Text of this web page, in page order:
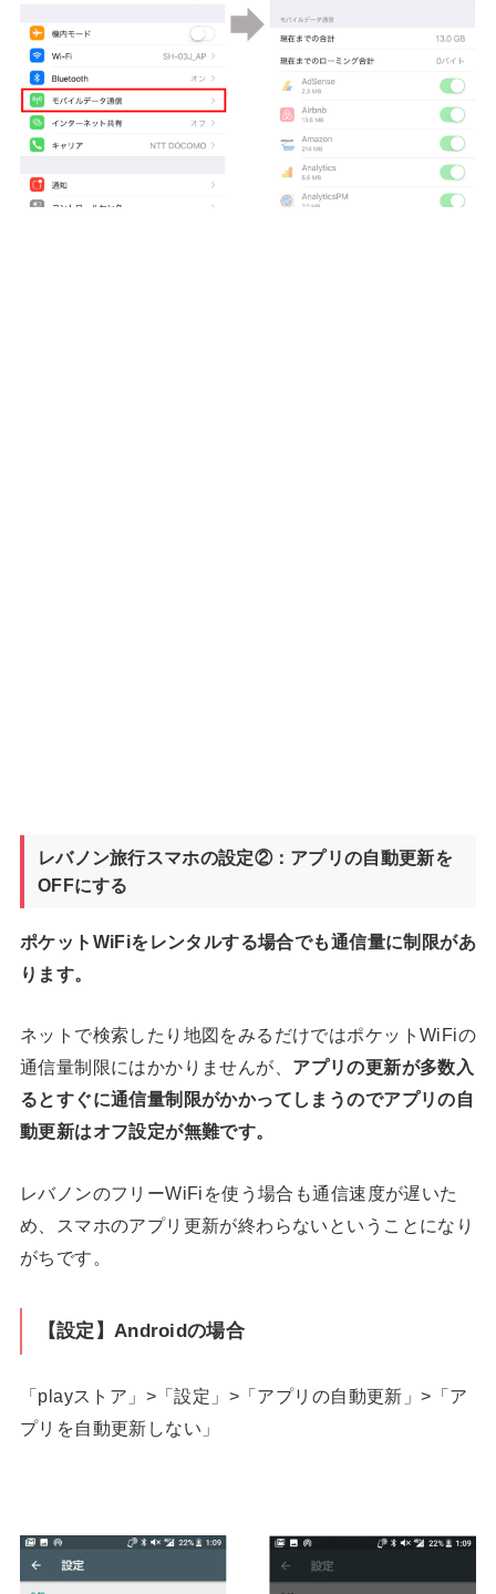
レバノン旅行スマホの設定②：アプリの自動更新を
OFFにする
ポケットWiFiをレンタルする場合でも通信量に制限があ
ります。
ネットで検索したり地図をみるだけではポケットWiFiの
通信量制限にはかかりませんが、 アプリの更新が多数入
るとすぐに通信量制限がかかってしまうのでアプリの自
動更新はオフ設定が無難です。
レバノンのフリーWiFiを使う場合も通信速度が遅いた
め、スマホのアプリ更新が終わらないということになり
がちです。
【設定】Androidの場合
「playストア」>「設定」>「アプリの自動更新」>「ア
プリを自動更新しない」